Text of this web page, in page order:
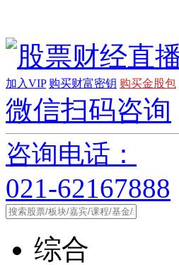
加入VIP 购买财富密钥 购买金股包
微信扫码咨询
咨询电话：
021-62167888
综合